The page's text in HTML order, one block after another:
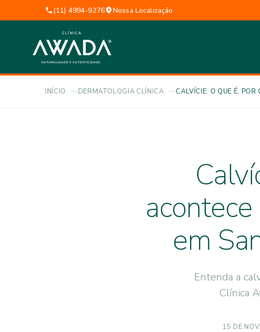
(11) 4994-9276 Nossa Localização
INÍCIO DERMATOLOGIA CLÍNICA CALVÍCIE: O QUE É,
em
Entenda a
Clínica
15 DE